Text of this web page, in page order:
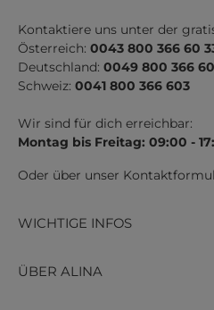
Kontaktiere uns unter der
Österreich: 0043 800 366 60
Deutschland: 0049 800 366
Schweiz: 0041 800 366 603
Wir sind für dich erreichbar:
Montag bis Freitag: 09:00 -
Oder über unser
WICHTIGE INFOS
ÜBER ALINA